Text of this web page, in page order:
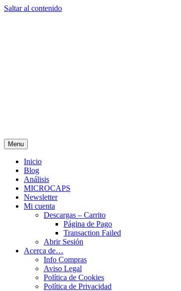
Saltar al contenido
Menu
Inicio
Blog
Análisis
MICROCAPS
Newsletter
Mi cuenta
Descargas – Carrito
Página de Pago
Transaction Failed
Abrir Sesión
Acerca de…
Info Compras
Aviso Legal
Política de Cookies
Política de Privacidad